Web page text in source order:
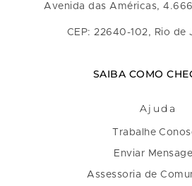
Avenida das Américas,
CEP: 22640-102, Rio de
SAIBA COMO
Ajuda
Trabalhe
Enviar
Assessoria de